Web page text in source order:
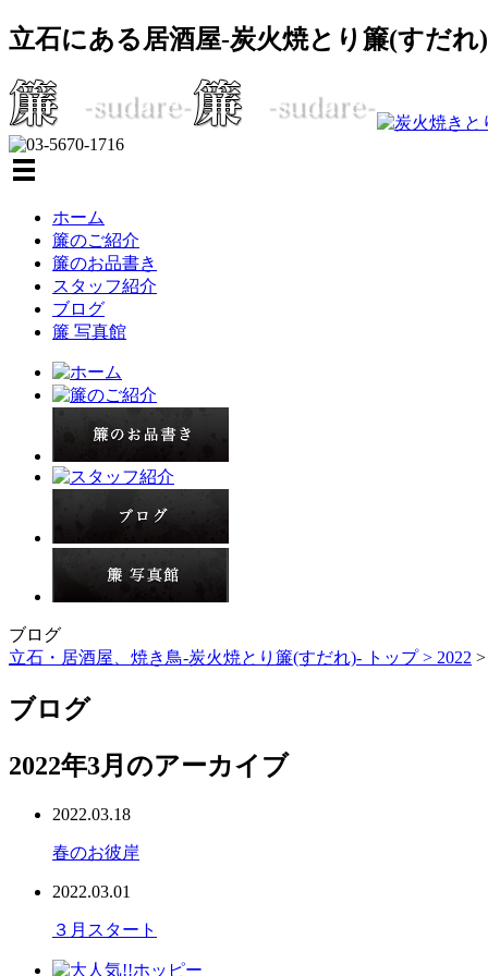
立石にある居酒屋-炭火焼とり簾(すだれ
ホーム
簾のご紹介
簾のお品書き
スタッフ紹介
ブログ
簾 写真館
ブログ
立石・居酒屋、焼き鳥-炭火焼とり簾(すだれ)- トップ > 2022
ブログ
2022年3月のアーカイブ
2022.03.18
春のお彼岸
2022.03.01
３月スタート